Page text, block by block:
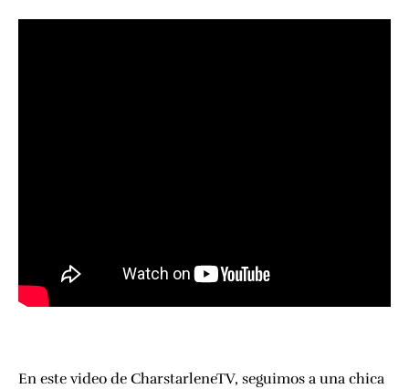
En este video de CharstarleneTV, seguimos a una chica